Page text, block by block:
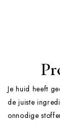
Je huid heeft
de juiste
onnodige